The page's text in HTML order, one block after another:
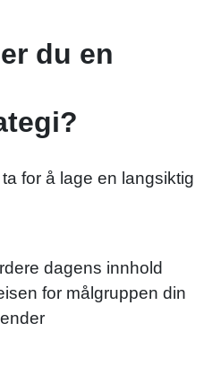
du en
for å lage en langsiktig
dagens innhold
for målgruppen din